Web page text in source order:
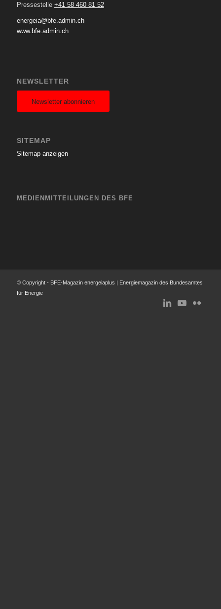
Pressestelle +41 58 460 81 52
energeia@bfe.admin.ch
www.bfe.admin.ch
NEWSLETTER
Newsletter abonnieren
SITEMAP
Sitemap anzeigen
MEDIENMITTEILUNGEN DES BFE
© Copyright - BFE-Magazin energeiaplus | Energiemagazin des Bundesamtes
für Energie